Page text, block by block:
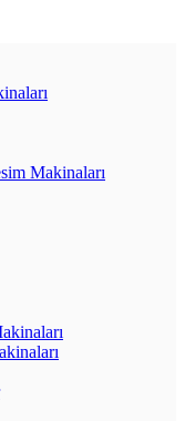
Makinaları